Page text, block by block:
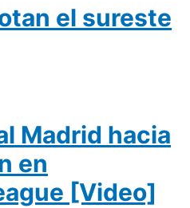
el sureste
Madrid hacia
en
[Video]